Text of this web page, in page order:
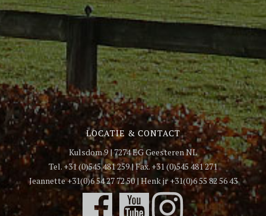
LOCATIE & CONTACT
Kulsdom 9 | 7274 EG Geesteren NL
Tel. +31 (0)545 481 259 | Fax. +31 (0)545 481 271
Jeannette +31(0)6 54 27 72 50 | Henk jr +31(0)6 55 82 56 43